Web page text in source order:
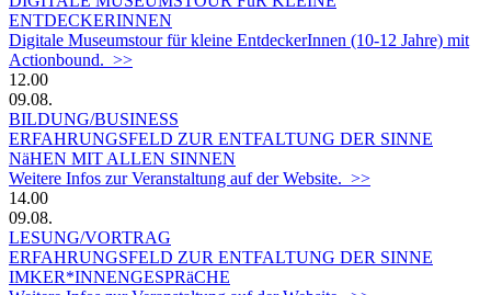
ENTDECKERINNEN
Digitale Museumstour für kleine EntdeckerInnen (10-12 Jahre) mit
Actionbound. >>
12.00
09.08.
BILDUNG/BUSINESS
ERFAHRUNGSFELD ZUR ENTFALTUNG DER SINNE
NäHEN MIT ALLEN SINNEN
Weitere Infos zur Veranstaltung auf der Website. >>
14.00
09.08.
LESUNG/VORTRAG
ERFAHRUNGSFELD ZUR ENTFALTUNG DER SINNE
IMKER*INNENGESPRäCHE